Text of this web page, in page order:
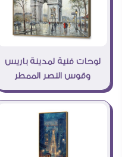
لوحات فنية لمدينة باريس
وقوس النصر الممطر